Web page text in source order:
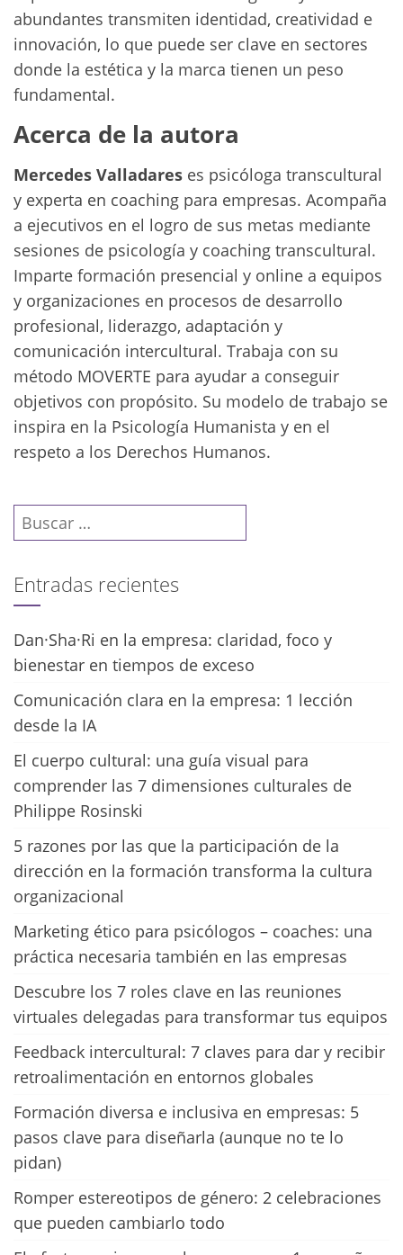
abundantes transmiten identidad, creatividad e
innovación, lo que puede ser clave en sectores
donde la estética y la marca tienen un peso
fundamental.
Acerca de la autora
Mercedes Valladares es psicóloga transcultural
y experta en coaching para empresas. Acompaña
a ejecutivos en el logro de sus metas mediante
sesiones de psicología y coaching transcultural.
Imparte formación presencial y online a equipos
y organizaciones en procesos de desarrollo
profesional, liderazgo, adaptación y
comunicación intercultural. Trabaja con su
método MOVERTE para ayudar a conseguir
objetivos con propósito. Su modelo de trabajo se
inspira en la Psicología Humanista y en el
respeto a los Derechos Humanos.
Buscar:
Entradas recientes
Dan·Sha·Ri en la empresa: claridad, foco y
bienestar en tiempos de exceso
Comunicación clara en la empresa: 1 lección
desde la IA
El cuerpo cultural: una guía visual para
comprender las 7 dimensiones culturales de
Philippe Rosinski
5 razones por las que la participación de la
dirección en la formación transforma la cultura
organizacional
Marketing ético para psicólogos – coaches: una
práctica necesaria también en las empresas
Descubre los 7 roles clave en las reuniones
virtuales delegadas para transformar tus equipos
Feedback intercultural: 7 claves para dar y recibir
retroalimentación en entornos globales
Formación diversa e inclusiva en empresas: 5
pasos clave para diseñarla (aunque no te lo
pidan)
Romper estereotipos de género: 2 celebraciones
que pueden cambiarlo todo